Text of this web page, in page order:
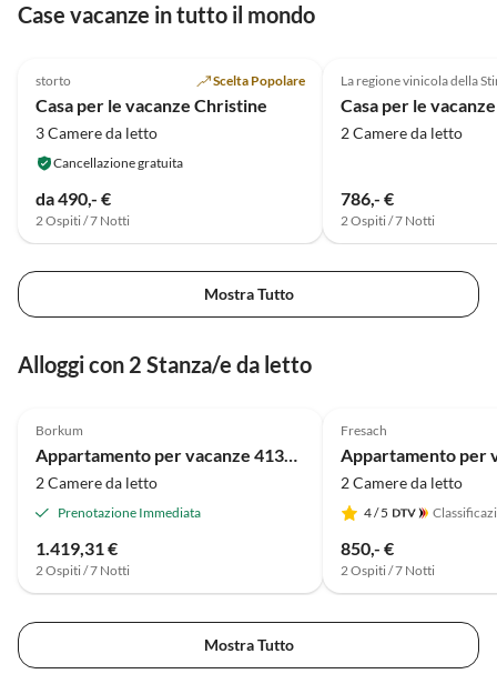
Case vacanze in tutto il mondo
storto Scelta Popolare
Casa per le vacanze Christine
3 Camere da letto
Cancellazione gratuita
da 490,- €
2 Ospiti / 7 Notti
La regione vinicola della
Casa per le
2 Camere da letto
786,- €
2 Ospiti / 7 Notti
Mostra Tutto
Alloggi con 2 Stanza/e da letto
Borkum
Appartamento per vacanze 4130002 - Appartamento per le vacanze 2
2 Camere da letto
Prenotazione Immediata
1.419,31 €
2 Ospiti / 7 Notti
Fresach
2 Camere da letto
4/ 5
850,- €
2 Ospiti / 7 Notti
Mostra Tutto